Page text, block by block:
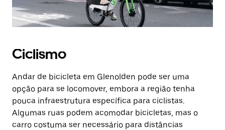
Ciclismo
Andar de bicicleta em Glenolden pode ser uma
opção para se locomover, embora a região tenha
pouca infraestrutura específica para ciclistas.
Algumas ruas podem acomodar bicicletas, mas o
carro costuma ser necessário para distâncias